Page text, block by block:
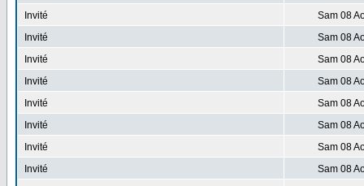
Invité
Sam 08
Invité
Sam 08
Invité
Sam 08
Invité
Sam 08
Invité
Sam 08
Invité
Sam 08
Invité
Sam 08
Invité
Sam 08